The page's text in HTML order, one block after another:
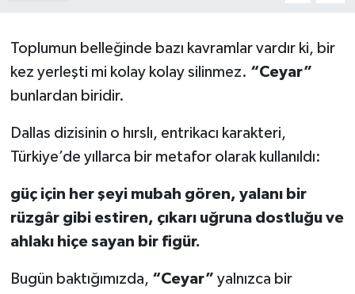
Toplumun belleğinde bazı kavramlar vardır ki, bir
kez yerleşti mi kolay kolay silinmez. “Ceyar”
bunlardan biridir.
Dallas dizisinin o hırslı, entrikacı karakteri,
Türkiye’de yıllarca bir metafor olarak kullanıldı:
güç için her şeyi mubah gören, yalanı bir
rüzgâr gibi estiren, çıkarı uğruna dostluğu ve
ahlakı hiçe sayan bir figür.
Bugün baktığımızda, “Ceyar” yalnızca bir